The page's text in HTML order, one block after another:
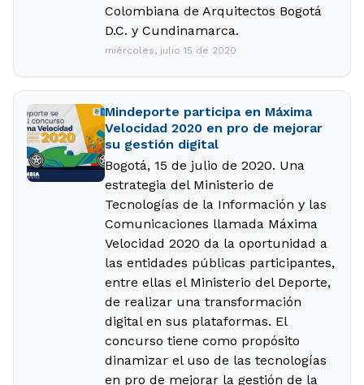
Colombiana de Arquitectos Bogotá
D.C. y Cundinamarca.
miércoles, julio 15 de 2020
Mindeporte participa en Máxima
Velocidad 2020 en pro de mejorar
su gestión digital
Bogotá, 15 de julio de 2020. Una
estrategia del Ministerio de
Tecnologías de la Información y las
Comunicaciones llamada Máxima
Velocidad 2020 da la oportunidad a
las entidades públicas participantes,
entre ellas el Ministerio del Deporte,
de realizar una transformación
digital en sus plataformas. El
concurso tiene como propósito
dinamizar el uso de las tecnologías
en pro de mejorar la gestión de la